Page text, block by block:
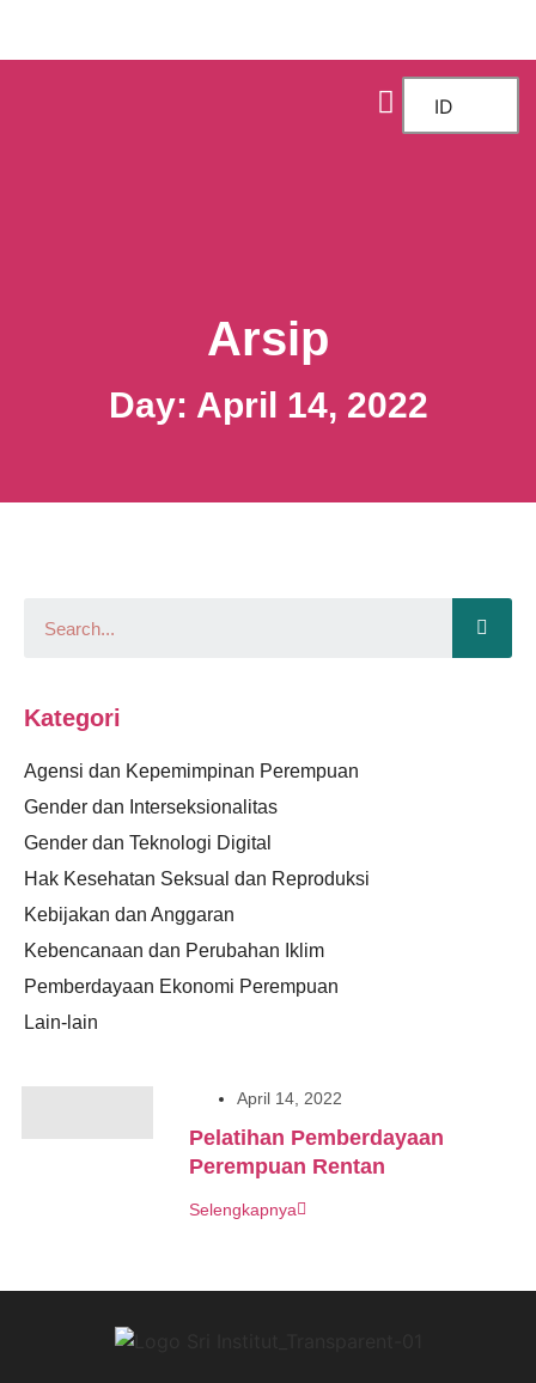
ID
Arsip
Day: April 14, 2022
Kategori
Agensi dan Kepemimpinan Perempuan
Gender dan Interseksionalitas
Gender dan Teknologi Digital
Hak Kesehatan Seksual dan Reproduksi
Kebijakan dan Anggaran
Kebencanaan dan Perubahan Iklim
Pemberdayaan Ekonomi Perempuan
Lain-lain
April 14, 2022
Pelatihan Pemberdayaan
Perempuan Rentan
Selengkapnya